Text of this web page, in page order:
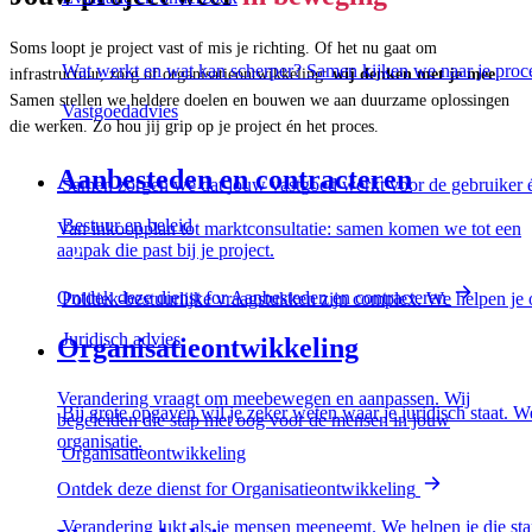
Wat werkt en wat kan scherper? Samen kijken we naar je
Vastgoedadvies
Samen zorgen we dat jouw vastgoed werkt voor de gebruiker
Bestuur en beleid
Politiek-bestuurlijke vraagstukken zijn complex. We helpen
Juridisch advies
Bij grote opgaven wil je zeker weten waar je juridisch staat.
Organisatieontwikkeling
Verandering lukt als je mensen meeneemt. We helpen je die
Soms loopt je project vast of mis je richting. Of het nu gaat om
infrastructuur, zorg of organisatieontwikkeling:wij denken met je mee.
Samen stellen we heldere doelen en bouwen we aan duurzame oplossingen
die werken. Zo hou jij grip op je project én het proces.
Aanbesteden en contracteren
Van inkoopplan tot marktconsultatie: samen komen we tot een
aanpak die past bij je project.
Ontdek deze dienstfor Aanbesteden en contracteren
Organisatieontwikkeling
Verandering vraagt om meebewegen en aanpassen. Wij
begeleiden die stap met oog voor de mensen in jouw
organisatie.
Ontdek deze dienst for Organisatieontwikkeling